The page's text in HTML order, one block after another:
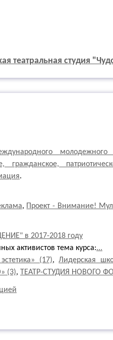
театральная студия
молодежного
гражданское,
.
, Проект - Внимание!
в 2017-2018 году
активистов тема курса:...
(17),Лидерская
(3), ТЕАТР-СТУДИЯ НОВОГО